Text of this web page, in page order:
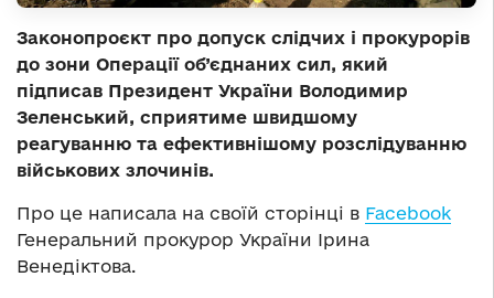
Законопроєкт про допуск слідчих і прокурорів
до зони Операції об’єднаних сил, який
підписав Президент України Володимир
Зеленський, сприятиме швидшому
реагуванню та ефективнішому розслідуванню
військових злочинів.
Про це написала на своїй сторінці в Facebook
Генеральний прокурор України Ірина
Венедіктова.